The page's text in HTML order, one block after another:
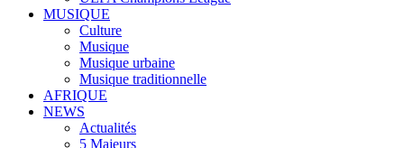
MUSIQUE
Culture
Musique
Musique urbaine
Musique traditionnelle
AFRIQUE
NEWS
Actualités
5 Majeurs